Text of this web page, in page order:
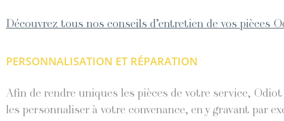
Découvrez tous nos conseils d’entretien de vos pièces
PERSONNALISATION ET RÉPARATION
Afin de rendre uniques les pièces de votre service, Odiot
les personnaliser à votre convenance, en y gravant par